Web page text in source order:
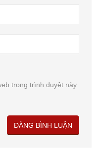
trong trình duyệt này